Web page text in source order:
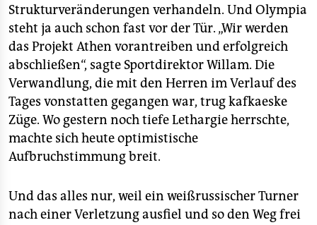
Strukturveränderungen verhandeln. Und Olympia
steht ja auch schon fast vor der Tür. „Wir werden
das Projekt Athen vorantreiben und erfolgreich
abschließen“, sagte Sportdirektor Willam. Die
Verwandlung, die mit den Herren im Verlauf des
Tages vonstatten gegangen war, trug kafkaeske
Züge. Wo gestern noch tiefe Lethargie herrschte,
machte sich heute optimistische
Aufbruchstimmung breit.
Und das alles nur, weil ein weißrussischer Turner
nach einer Verletzung ausfiel und so den Weg frei